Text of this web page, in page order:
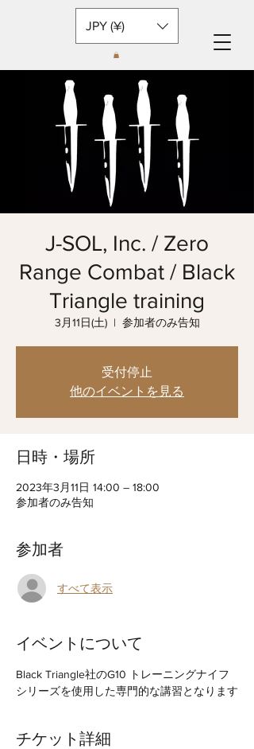
JPY (¥)
J-SOL, Inc. / Zero
Range Combat / Black
Triangle training
3月11日(土)
  |
参加者のみ告知
受付停止
他のイベントを見る
日時・場所
2023年3月11日 14:00 – 18:00
参加者のみ告知
参加者
すべて表示
イベントについて
Black Triangle社のG10 トレーニングナイフ
シリーズを使用した専門的な講習となります
チケット詳細